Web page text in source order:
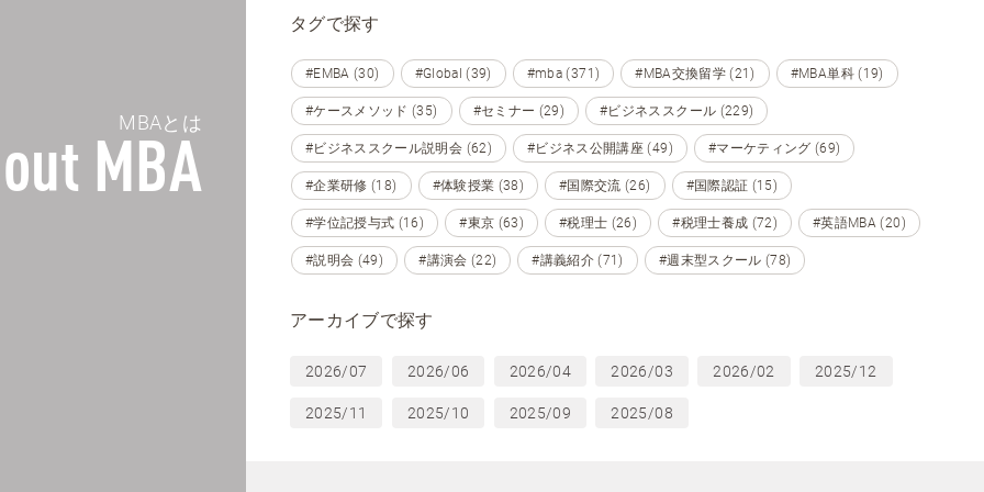
MBAとは
MBA
タグで探す
#EMBA (30) #Global (39) #mba (371) #MBA交換留学 (21) #MBA単科 (19)
#ケースメソッド (35) #セミナー (29) #ビジネススクール (229)
#ビジネススクール説明会 (62) #ビジネス公開講座 (49) #マーケティング (69)
#企業研修 (18) #体験授業 (38) #国際交流 (26) #国際認証 (15)
#学位記授与式 (16) #東京 (63) #税理士 (26) #税理士養成 (72) #英語MBA (20)
#説明会 (49) #講演会 (22) #講義紹介 (71) #週末型スクール (78)
アーカイブで探す
2026/07 2026/06 2026/04 2026/03 2026/02 2025/12
2025/11 2025/10 2025/09 2025/08